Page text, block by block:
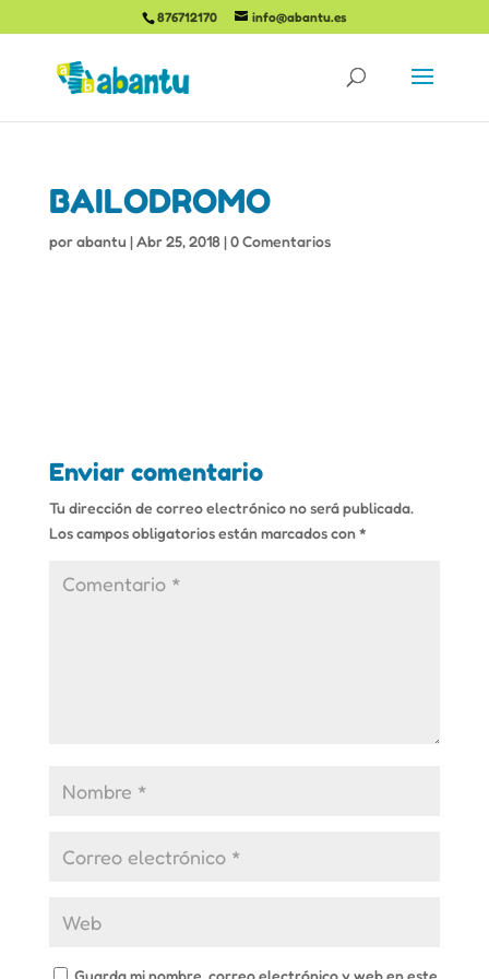
876712170 info@abantu.es
BAILODROMO
porabantu |Abr 25, 2018|0 Comentarios
Enviar comentario
Tu dirección de correo electrónico no será publicada.
Los campos obligatorios están marcados con*
Guarda mi nombre, correo electrónico y web en este